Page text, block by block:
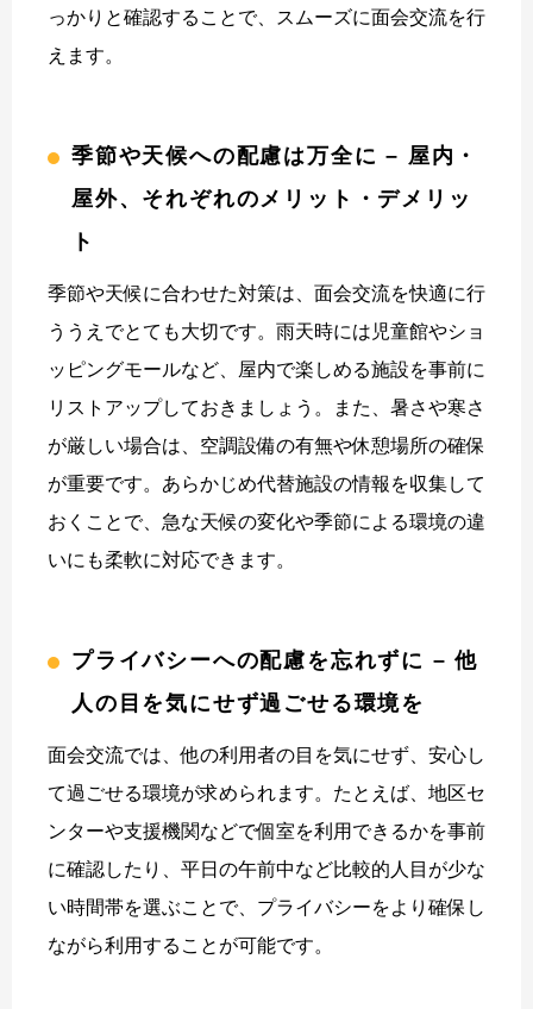
っかりと確認することで、スムーズに面会交流を行
えます。
季節や天候への配慮は万全に – 屋内・
屋外、それぞれのメリット・デメリッ
ト
季節や天候に合わせた対策は、面会交流を快適に行
ううえでとても大切です。雨天時には児童館やショ
ッピングモールなど、屋内で楽しめる施設を事前に
リストアップしておきましょう。また、暑さや寒さ
が厳しい場合は、空調設備の有無や休憩場所の確保
が重要です。あらかじめ代替施設の情報を収集して
おくことで、急な天候の変化や季節による環境の違
いにも柔軟に対応できます。
プライバシーへの配慮を忘れずに – 他
人の目を気にせず過ごせる環境を
面会交流では、他の利用者の目を気にせず、安心し
て過ごせる環境が求められます。たとえば、地区セ
ンターや支援機関などで個室を利用できるかを事前
に確認したり、平日の午前中など比較的人目が少な
い時間帯を選ぶことで、プライバシーをより確保し
ながら利用することが可能です。